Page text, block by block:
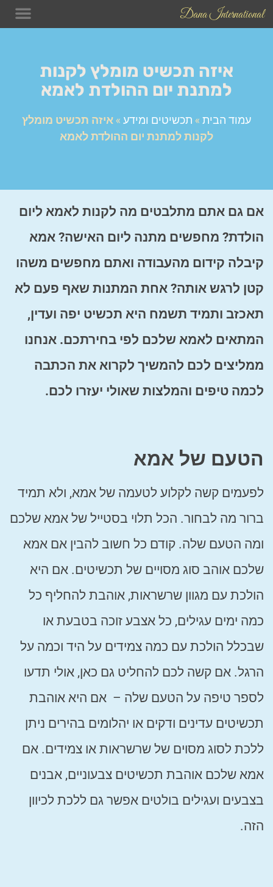
Dana International
איזה תכשיט מומלץ לקנות
למתנת יום ההולדת לאמא
עמוד הבית » תכשיטים ומידע »איזה תכשיט מומלץ
לקנות למתנת יום ההולדת לאמא
אם גם אתם מתלבטים מה לקנות לאמא ליום
הולדת? מחפשים מתנה ליום האישה? אמא
קיבלה קידום מהעבודה ואתם מחפשים משהו
קטן לרגש אותה? אחת המתנות שאף פעם לא
תאכזב ותמיד תשמח היא תכשיט יפה ועדין,
המתאים לאמא שלכם לפי בחירתכם. אנחנו
ממליצים לכם להמשיך לקרוא את הכתבה
לכמה טיפים והמלצות שאולי יעזרו לכם.
הטעם של אמא
לפעמים קשה לקלוע לטעמה של אמא, ולא תמיד
ברור מה לבחור. הכל תלוי בסטייל של אמא שלכם
ומה הטעם שלה. קודם כל חשוב להבין אם אמא
שלכם אוהב סוג מסויים של תכשיטים. אם היא
הולכת עם מגוון שרשראות, אוהבת להחליף כל
כמה ימים עגילים, כל אצבע זוכה בטבעת או
שבכלל הולכת עם כמה צמידים על היד וכמה על
הרגל. אם קשה לכם להחליט גם כאן, אולי תדעו
לספר טיפה על הטעם שלה – אם היא אוהבת
תכשיטים עדינים ודקים או יהלומים בהירים ניתן
ללכת לסוג מסוים של שרשראות או צמידים. אם
אמא שלכם אוהבת תכשיטים צבעוניים, אבנים
בצבעים ועגילים בולטים אפשר גם ללכת לכיוון
הזה.